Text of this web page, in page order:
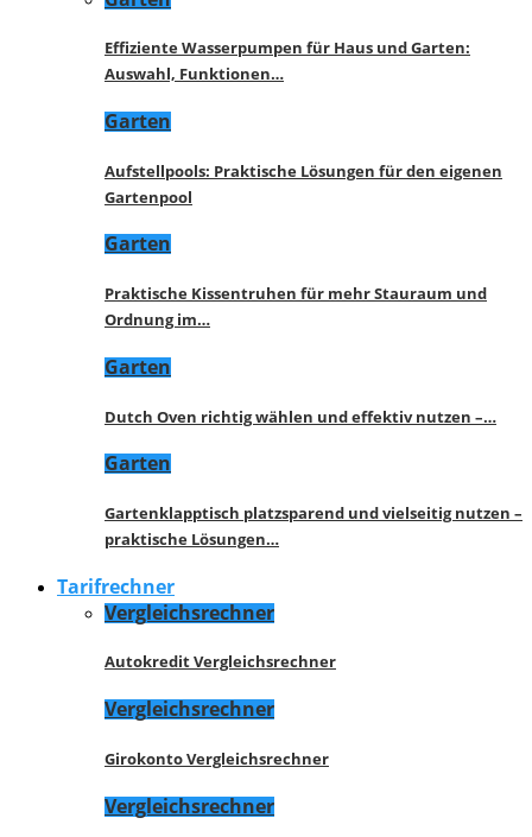
Effiziente Wasserpumpen für Haus und Garten:
Auswahl, Funktionen…
Garten
Aufstellpools: Praktische Lösungen für den eigenen
Gartenpool
Garten
Praktische Kissentruhen für mehr Stauraum und
Ordnung im…
Garten
Dutch Oven richtig wählen und effektiv nutzen –…
Garten
Gartenklapptisch platzsparend und vielseitig nutzen –
praktische Lösungen…
Tarifrechner
Vergleichsrechner
Autokredit Vergleichsrechner
Vergleichsrechner
Girokonto Vergleichsrechner
Vergleichsrechner